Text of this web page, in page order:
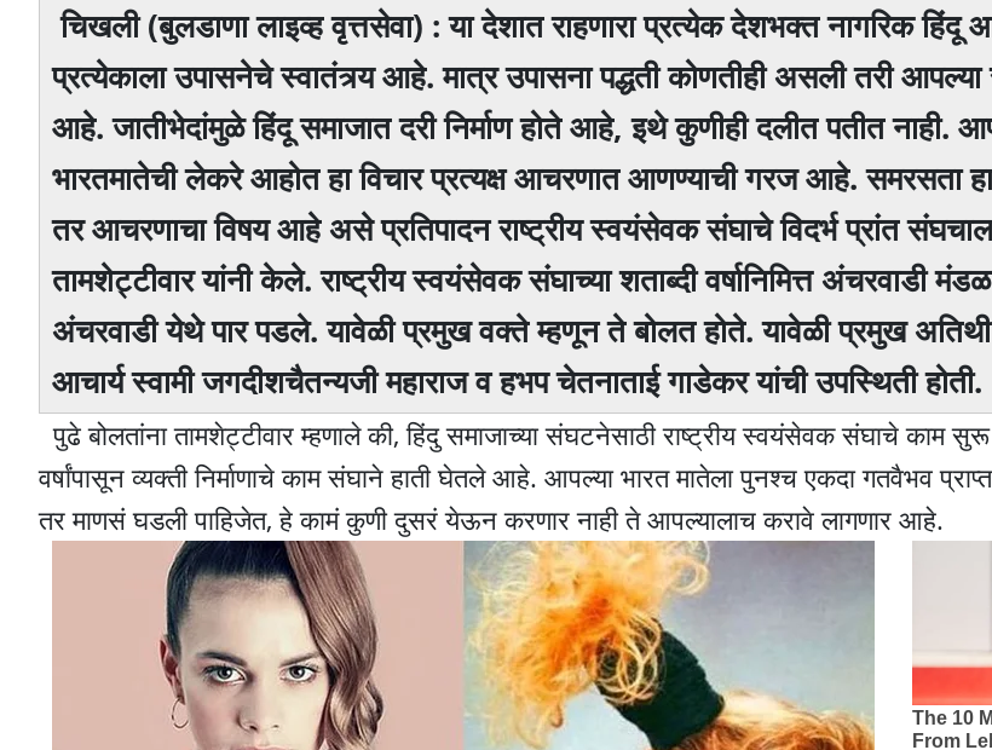
चिखली (बुलडाणा लाइव्ह वृत्तसेवा) : या देशात राहणारा प्रत्येक देशभक्त नागरिक हिंदू
प्रत्येकाला उपासनेचे स्वातंत्र्य आहे. मात्र उपासना पद्धती कोणतीही असली तरी आपल्या
आहे. जातीभेदांमुळे हिंदू समाजात दरी निर्माण होते आहे, इथे कुणीही दलीत पतीत नाही.
भारतमातेची लेकरे आहोत हा विचार प्रत्यक्ष आचरणात आणण्याची गरज आहे. समरसता हा
तर आचरणाचा विषय आहे असे प्रतिपादन राष्ट्रीय स्वयंसेवक संघाचे विदर्भ प्रांत
तामशेट्टीवार यांनी केले. राष्ट्रीय स्वयंसेवक संघाच्या शताब्दी वर्षानिमित्त अंचरवाडी
अंचरवाडी येथे पार पडले. यावेळी प्रमुख वक्ते म्हणून ते बोलत होते. यावेळी प्रमुख
आचार्य स्वामी जगदीशचैतन्यजी महाराज व हभप चेतनाताई गाडेकर यांची उपस्थिती होती.
पुढे बोलतांना तामशेट्टीवार म्हणाले की, हिंदु समाजाच्या संघटनेसाठी राष्ट्रीय स्वयंसेवक संघाचे काम
वर्षांपासून व्यक्ती निर्माणाचे काम संघाने हाती घेतले आहे. आपल्या भारत मातेला पुनश्च एकदा गतवैभव
तर माणसं घडली पाहिजेत, हे कामं कुणी दुसरं येऊन करणार नाही ते आपल्यालाच करावे लागणार आहे.